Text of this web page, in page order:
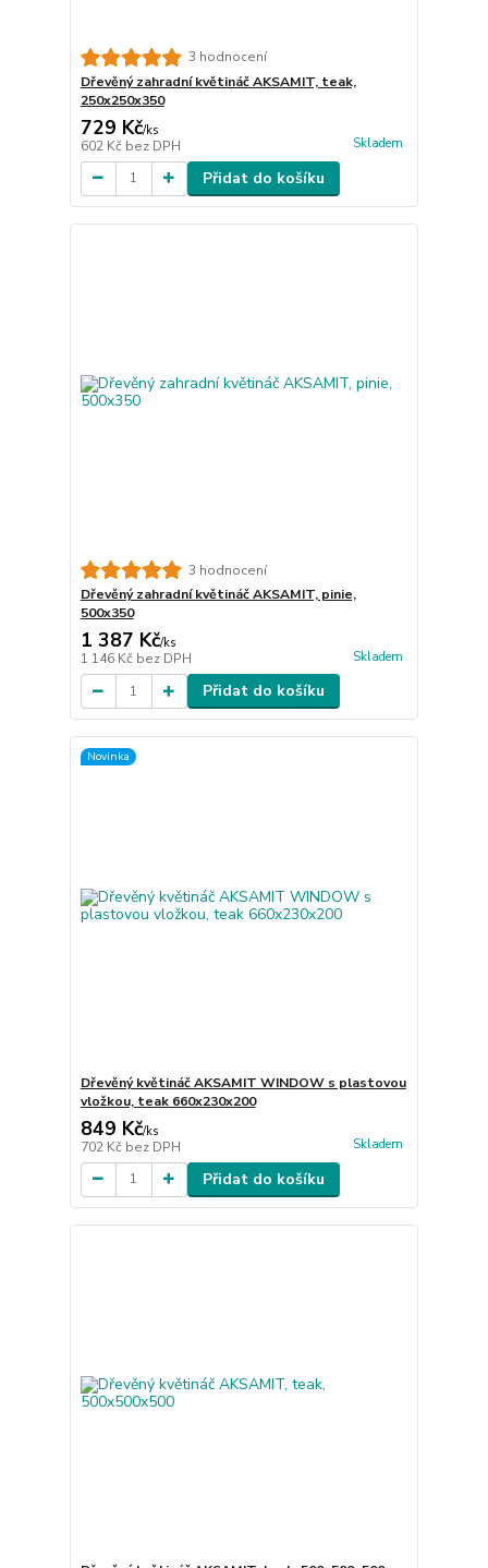
3 hodnocení
Dřevěný zahradní květináč AKSAMIT, teak,
250x250x350
729 Kč/ks
602 Kč bez DPH Skladem
Přidat do košíku
3 hodnocení
Dřevěný zahradní květináč AKSAMIT, pinie,
500x350
1 387 Kč/ks
1 146 Kč bez DPH Skladem
Přidat do košíku
Novinka
Dřevěný květináč AKSAMIT WINDOW s plastovou
vložkou, teak 660x230x200
849 Kč/ks
702 Kč bez DPH Skladem
Přidat do košíku